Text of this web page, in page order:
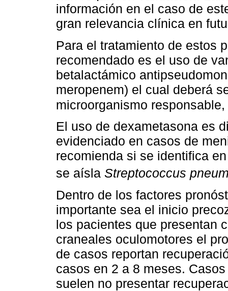
información en el caso de
gran relevancia clínica en
Para el tratamiento de estos
recomendado es el uso de
betalactámico
meropenem) el cual deberá
microorganismo
El uso de dexametasona es
evidenciado en casos de
recomienda si se identifica
se aísla Streptococcus
Dentro de los factores
importante sea el inicio
los pacientes que presentan
craneales oculomotores el
de casos reportan
casos en 2 a 8 meses.
suelen no presentar